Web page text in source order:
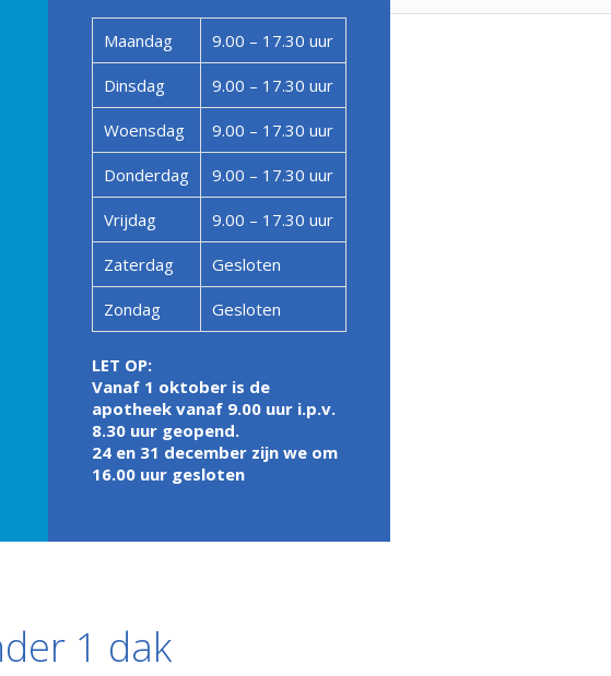
Maandag 9.00 – 17.30 uur
Dinsdag 9.00 – 17.30 uur
Woensdag 9.00 – 17.30 uur
Donderdag 9.00 – 17.30 uur
Vrijdag 9.00 – 17.30 uur
Zaterdag Gesloten
Zondag Gesloten
LET OP:
Vanaf 1 oktober is de
apotheek vanaf 9.00 uur i.p.v.
8.30 uur geopend.
24 en 31 december zijn we om
16.00 uur gesloten
1 dak